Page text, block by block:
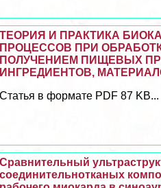
ТЕОРИЯ И ПРАКТИКА
ПРОЦЕССОВ ПРИ
ПОЛУЧЕНИЕМ ПИЩЕВЫХ
ИНГРЕДИЕНТОВ,
Статья в формате PDF 87 KB...
Сравнительный
соединительнотканых